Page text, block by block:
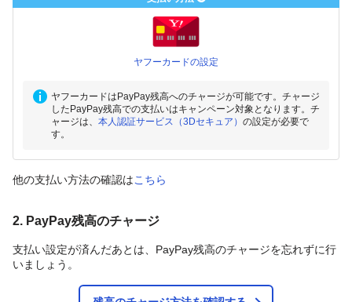
ヤフーカードの設定
ヤフーカードはPayPay残高へのチャージが可能です。チャージ
したPayPay残高での支払いはキャンペーン対象となります。チ
ャージは、 本人認証サービス（3Dセキュア） の設定が必要で
す。
他の支払い方法の確認はこちら
2. PayPay残高のチャージ
支払い設定が済んだあとは、PayPay残高のチャージを忘れずに行
いましょう。